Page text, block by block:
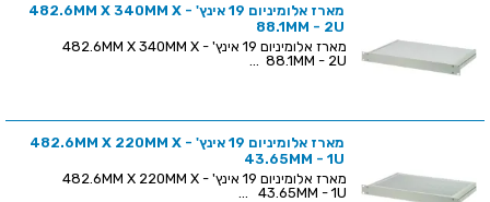
מארז אלומיניום 19 אינץ' - 482.6MM X 340MM X
88.1MM - 2U
מארז אלומיניום 19 אינץ' - 482.6MM X 340MM X
88.1MM - 2U ...
מארז אלומיניום 19 אינץ' - 482.6MM X 220MM X
43.65MM - 1U
מארז אלומיניום 19 אינץ' - 482.6MM X 220MM X
43.65MM - 1U ...